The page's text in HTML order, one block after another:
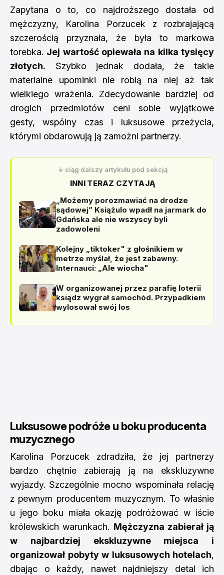
Zapytana o to, co najdroższego dostała od
mężczyzny, Karolina Porzucek z rozbrajającą
szczerością przyznała, że była to markowa
torebka. Jej wartość opiewała na kilka tysięcy
złotych. Szybko jednak dodała, że takie
materialne upominki nie robią na niej aż tak
wielkiego wrażenia. Zdecydowanie bardziej od
drogich przedmiotów ceni sobie wyjątkowe
gesty, wspólny czas i luksusowe przeżycia,
którymi obdarowują ją zamożni partnerzy.
↓ ciąg dalszy artykułu pod sekcją
INNI TERAZ CZYTAJĄ
„Możemy porozmawiać na drodze
sądowej” Książulo wpadł na jarmark do
Gdańska ale nie wszyscy byli
zadowoleni
Kolejny „tiktoker" z głośnikiem w
metrze myślał, że jest zabawny.
Internauci: „Ale wiocha"
W organizowanej przez parafię loterii
ksiądz wygrał samochód. Przypadkiem
wylosował swój los
Luksusowe podróże u boku producenta
muzycznego
Karolina Porzucek zdradziła, że jej partnerzy
bardzo chętnie zabierają ją na ekskluzywne
wyjazdy. Szczególnie mocno wspominała relację
z pewnym producentem muzycznym. To właśnie
u jego boku miała okazję podróżować w iście
królewskich warunkach. Mężczyzna zabierał ją
w najbardziej ekskluzywne miejsca i
organizował pobyty w luksusowych hotelach,
dbając o każdy, nawet najdniejszy detal ich